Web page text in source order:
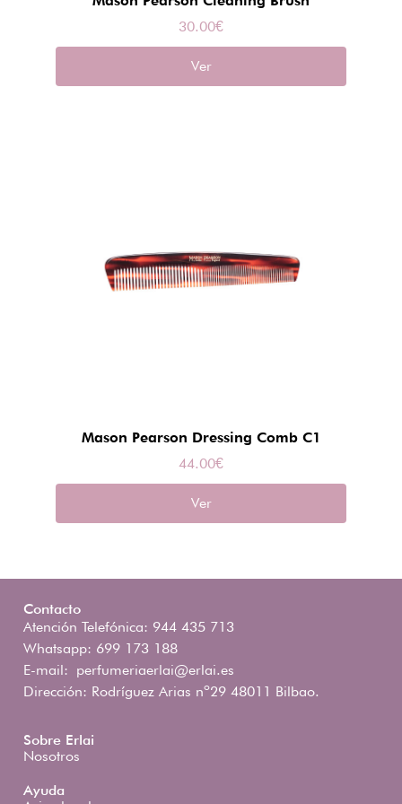
30.00€
Ver
Mason Pearson Dressing Comb C1
44.00€
Ver
Contacto
Atención Telefónica: 944 435 713
Whatsapp: 699 173 188
E-mail: perfumeriaerlai@erlai.es
Dirección: Rodríguez Arias nº29 48011 Bilbao.
Sobre Erlai
Nosotros
Ayuda